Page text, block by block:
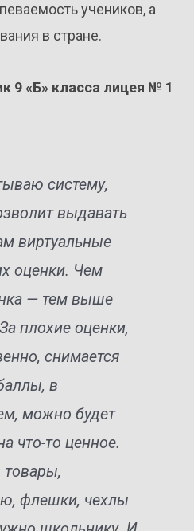
учеников, а
в стране.
9 «Б» класса лицея № 1
систему,
выдавать
виртуальные
оценки. Чем
— тем выше
плохие оценки,
снимается
в
можно будет
что-то ценное.
флешки, чехлы